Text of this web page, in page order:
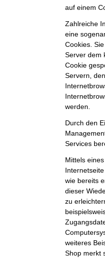
auf einem
Zahlreiche
eine
Cookies.
Server dem
Cookie
Servern,
werden.
Durch den
Services
Mittels
wie bereits
dieser
zu
weiteres
Shop merkt